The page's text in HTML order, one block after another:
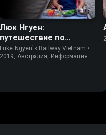
Люк Нгуен:
путешествие по
Вьетнаму
Luke Ngyen`s Railway Vietnam •
2019, Австралия, Информация